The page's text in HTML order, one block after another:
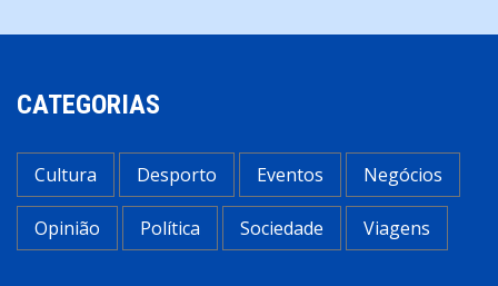
CATEGORIAS
Cultura Desporto Eventos Negócios
Opinião Política Sociedade Viagens